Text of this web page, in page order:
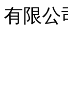
有限公